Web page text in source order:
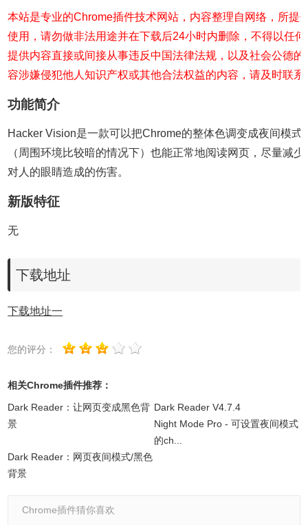
本站是专业的Chrome插件技术网站，内容整理自网络，所提
使用，请勿做非法用途并在下载后24小时内删除，不得以任
提供内容直接或间接从事违反中国法律法规，以及社会公德
容涉嫌侵犯他人知识产权或其他合法权益的内容，请及时联系
功能简介
Hacker Vision是一款可以把Chrome的整体色调变成夜间模式
（周围环境比较暗的情况下）也能正常地阅读网页，尽量减
对人的眼睛造成的伤害。
新版特征
无
下载地址
下载地址一
您的评分：
相关Chrome插件推荐：
Dark Reader：让网页变成黑色背
景
Dark Reader V4.7.4
Night Mode Pro - 可设置夜间模式
的ch...
Dark Reader：网页夜间模式/黑色
背景
Chrome插件猜你喜欢